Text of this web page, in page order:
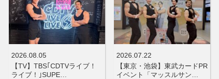
2026.08.05
【TV】TBS｢CDTVライブ！
ライブ！｣SUPE…
2026.07.22
【東京・池袋】東武カードPR
イベント「マッスルサン…